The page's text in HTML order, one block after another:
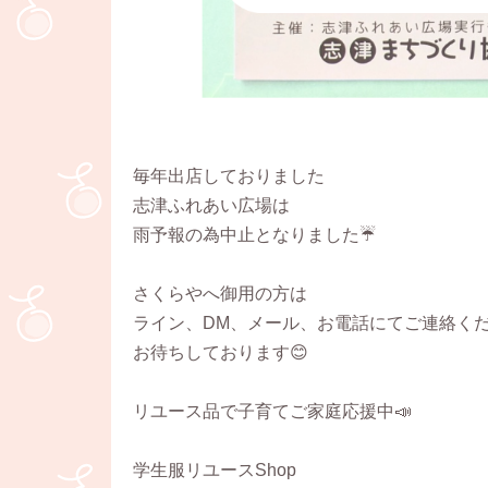
毎年出店しておりました
志津ふれあい広場は
雨予報の為中止となりました☔
さくらやへ御用の方は
ライン、DM、メール、お電話にてご連絡く
お待ちしております😊
リユース品で子育てご家庭応援中📣
学生服リユースShop